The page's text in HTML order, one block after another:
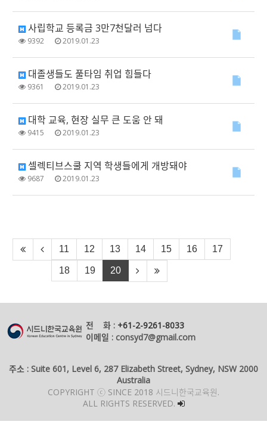
사립학교 등록금 3만7천달러 넘다
9392 2019.01.23
대졸생들도 풀타임 취업 힘들다
9361 2019.01.23
대학 교육, 현장 실무 큰 도움 안 돼
9415 2019.01.23
셀렉티브스쿨 지역 학생들에게 개방돼야
9687 2019.01.23
11 12 13 14 15 16 17
18 19 20
전 화 : +61-2-9261-8033
이메일 : consyd7@gmail.com
주소 : Suite 601, Level 6, 287 Elizabeth Street, Sydney, NSW 2000
Australia
COPYRIGHT ⓒ SINCE 2018 시드니한국교육원.
ALL RIGHTS RESERVED.